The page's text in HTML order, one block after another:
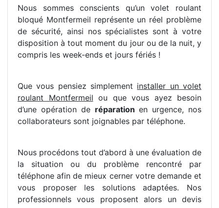
Nous sommes conscients qu’un volet roulant
bloqué Montfermeil représente un réel problème
de sécurité, ainsi nos spécialistes sont à votre
disposition à tout moment du jour ou de la nuit, y
compris les week-ends et jours fériés !
Que vous pensiez simplement installer un volet
roulant Montfermeil ou que vous ayez besoin
d’une opération de réparation en urgence, nos
collaborateurs sont joignables par téléphone.
Nous procédons tout d’abord à une évaluation de
la situation ou du problème rencontré par
téléphone afin de mieux cerner votre demande et
vous proposer les solutions adaptées. Nos
professionnels vous proposent alors un devis